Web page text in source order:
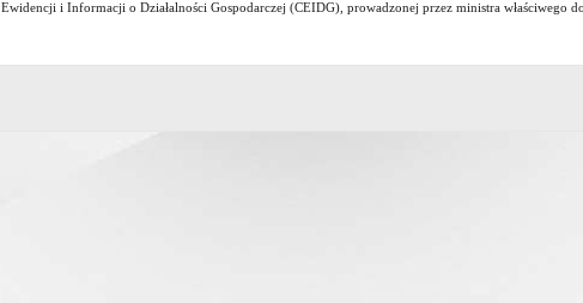
Ewidencji i Informacji o Działalności Gospodarczej (CEIDG), prowadzonej przez ministra właściwego